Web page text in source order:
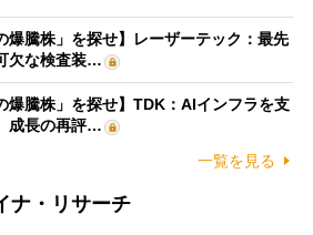
爆騰株」を探せ】レーザーテック：最先
欠な検査装…
爆騰株」を探せ】TDK：AIインフラを支
成長の再評…
一覧を見る
ナ・リサーチ